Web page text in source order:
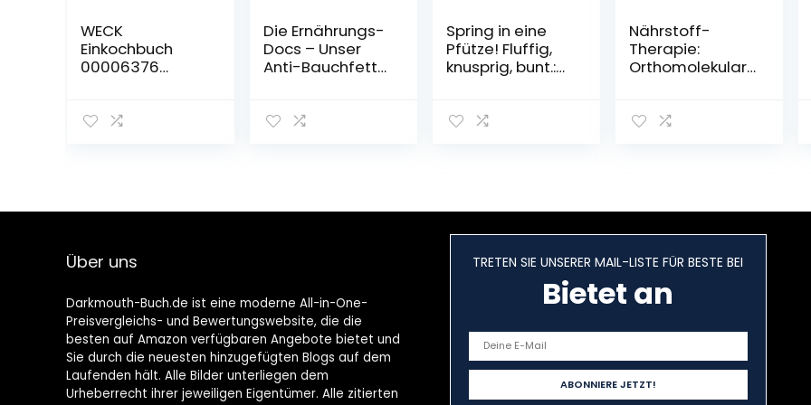
WECK
Einkochbuch
00006376
Haltbarmachen
Anleitung zum
Ausgabe, 144
mit Fotos
Die Ernährungs-
Docs – Unser
Anti-Bauchfett-
mit einer
Januar 2022
Spring in eine
Pfütze! Fluffig,
knusprig, bunt.:
von Viktoria
Ausgabe – 25.
Februar 2022
Nährstoff-
Therapie:
Orthomolekular
Hormone:
Alterungsprozes
se aufhalten
12. Januar 2022
Über uns
Darkmouth-Buch.de ist eine moderne All-in-One-
Preisvergleichs- und Bewertungswebsite, die die
besten auf Amazon verfügbaren Angebote bietet und
Sie durch die neuesten hinzugefügten Blogs auf dem
Laufenden hält. Alle Bilder unterliegen dem
Urheberrecht ihrer jeweiligen Eigentümer. Alle zitierten
TRETEN SIE UNSERER MAIL-LISTE FÜR BESTE BEI
Bietet an